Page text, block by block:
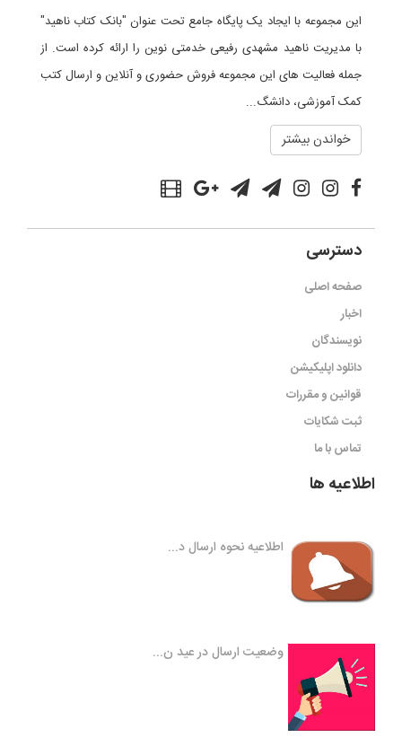
این مجموعه با ایجاد یک پایگاه جامع تحت عنوان "بانک کتاب ناهید"
با مدیریت ناهید مشهدی رفیعی خدمتی نوین را ارائه کرده است. از
جمله فعالیت های این مجموعه فروش حضوری و آنلاین و ارسال کتب
کمک آموزشی، دانشگ...
خواندن بیشتر
دسترسی
صفحه اصلی
اخبار
نویسندگان
دانلود اپلیکیشن
قوانین و مقررات
ثبت شکایات
تماس با ما
اطلاعیه ها
اطلاعیه نحوه ارسال د...
وضعیت ارسال در عید ن...